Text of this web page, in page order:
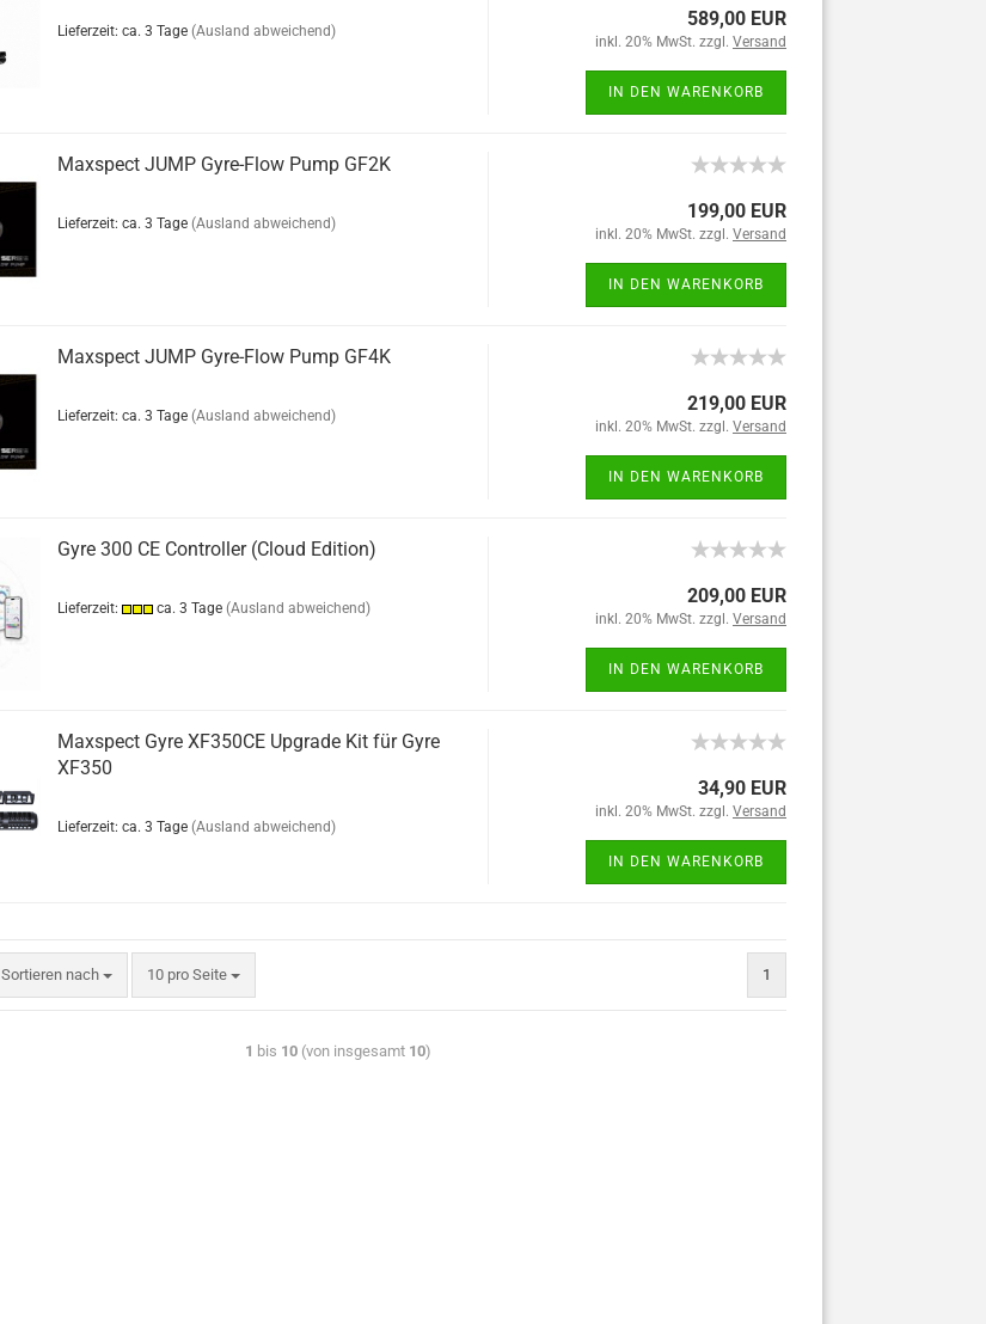
Lieferzeit: ca. 3 Tage (Ausland abweichend)
589,00 EUR
inkl. 20% MwSt. zzgl. Versand
IN DEN WARENKORB
Maxspect JUMP Gyre-Flow Pump GF2K
Lieferzeit: ca. 3 Tage (Ausland abweichend)
199,00 EUR
inkl. 20% MwSt. zzgl. Versand
IN DEN WARENKORB
Maxspect JUMP Gyre-Flow Pump GF4K
Lieferzeit: ca. 3 Tage (Ausland abweichend)
219,00 EUR
inkl. 20% MwSt. zzgl. Versand
IN DEN WARENKORB
Gyre 300 CE Controller (Cloud Edition)
Lieferzeit: ca. 3 Tage (Ausland abweichend)
209,00 EUR
inkl. 20% MwSt. zzgl. Versand
IN DEN WARENKORB
Maxspect Gyre XF350CE Upgrade Kit für Gyre
XF350
Lieferzeit: ca. 3 Tage (Ausland abweichend)
34,90 EUR
inkl. 20% MwSt. zzgl. Versand
IN DEN WARENKORB
Sortieren nach 10 pro Seite 1
1 bis 10 (von insgesamt 10)